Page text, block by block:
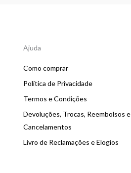
Ajuda
Como comprar
Política de Privacidade
Termos e Condições
Devoluções, Trocas, Reembolsos e
Cancelamentos
Livro de Reclamações e Elogios